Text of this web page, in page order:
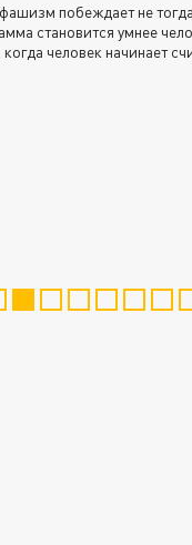
побеждает не
становится умнее
когда человек начинает